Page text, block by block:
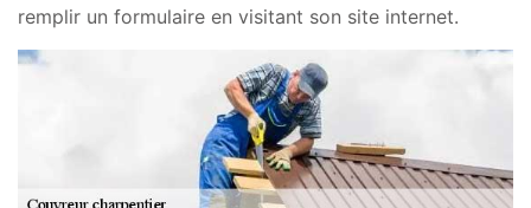
remplir un formulaire en visitant son site internet.